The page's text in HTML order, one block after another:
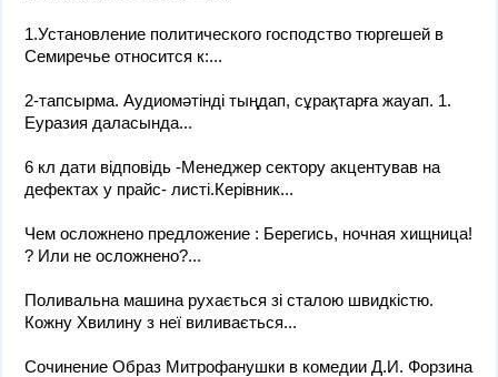
1.Установление политического господство тюргешей в
Семиречье относится к:...
2-тапсырма. Аудиомәтінді тыңдап, сұрақтарға жауап. 1.
Еуразия даласында...
6 кл дати відповідь -Менеджер сектору акцентував на
дефектах у прайс- листі.Керівник...
Чем осложнено предложение : Берегись, ночная хищница!
? Или не осложнено?...
Поливальна машина рухається зі сталою швидкістю.
Кожну Хвилину з неї виливається...
Сочинение Образ Митрофанушки в комедии Д.И. Форзина